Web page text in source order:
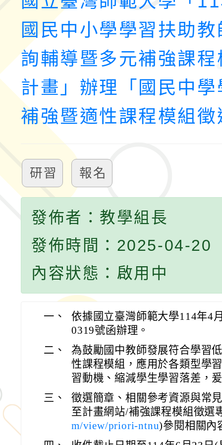
國民中小學學習扶助
詢輔導暨多元補強課
計畫」辦理「國民中
補強暨適性課程模組徵
研習 報名
發佈者：教學組長
發佈時間：2025-04-20
內容狀態：啟用中
一、
依據國立臺灣師範大學114年4
0319號函辦理。
二、
為鼓勵國中教師發展符合學習
性課程模組，應用於各類型學
習動機、縮減學生學習落差，
三、
徵選簡章、相關參考資源與常
至計畫網站/補強課程模組徵選
m/view/priori-ntnu)參閱相關內